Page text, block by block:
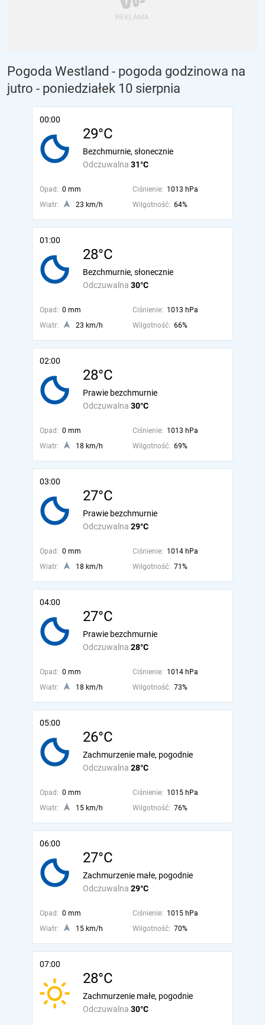
Pogoda Westland - pogoda godzinowa na
jutro - poniedziałek 10 sierpnia
00:00
29°C
Odczuwalna 31°C
Bezchmurnie, słonecznie
Opad: 0 mm Ciśnienie: 1013 hPa
Wiatr:
23 km/h Wilgotność: 64%
01:00
28°C
Odczuwalna 30°C
Bezchmurnie, słonecznie
Opad: 0 mm Ciśnienie: 1013 hPa
Wiatr:
23 km/h Wilgotność: 66%
02:00
28°C
Odczuwalna 30°C
Prawie bezchmurnie
Opad: 0 mm Ciśnienie: 1013 hPa
Wiatr:
18 km/h Wilgotność: 69%
03:00
27°C
Odczuwalna 29°C
Prawie bezchmurnie
Opad: 0 mm Ciśnienie: 1014 hPa
Wiatr:
18 km/h Wilgotność: 71%
04:00
27°C
Odczuwalna 28°C
Prawie bezchmurnie
Opad: 0 mm Ciśnienie: 1014 hPa
Wiatr:
18 km/h Wilgotność: 73%
05:00
26°C
Odczuwalna 28°C
Zachmurzenie małe, pogodnie
Opad: 0 mm Ciśnienie: 1015 hPa
Wiatr:
15 km/h Wilgotność: 76%
06:00
27°C
Odczuwalna 29°C
Zachmurzenie małe, pogodnie
Opad: 0 mm Ciśnienie: 1015 hPa
Wiatr:
15 km/h Wilgotność: 70%
07:00
28°C
Odczuwalna 30°C
Zachmurzenie małe, pogodnie